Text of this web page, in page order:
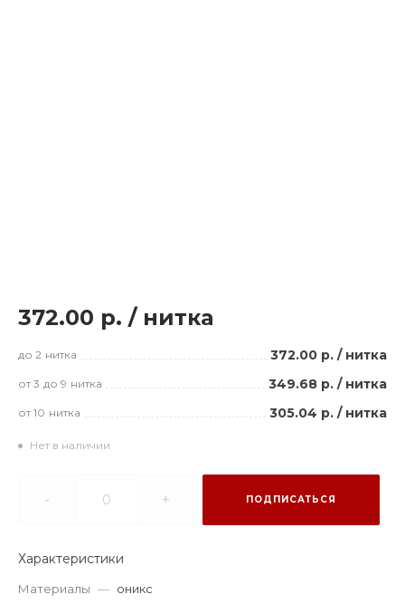
372.00 р. / нитка
до 2 нитка 372.00 р. / нитка
от 3 до 9 нитка 349.68 р. / нитка
от 10 нитка 305.04 р. / нитка
Нет в наличии
- + ПОДПИСАТЬСЯ
Характеристики
Материалы — оникс